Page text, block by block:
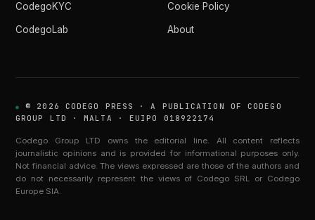
CodegoKYC
CodegoLab
Cookie Policy
About
© 2026 CODEGO PRESS · A PUBLICATION OF CODEGO
GROUP LTD · MALTA · EUIPO 018922174
Codego Group LTD owns the editorial line. All content reflects
journalistic opinions and is provided for informational purposes only.
Not financial advice. The views expressed are those of the authors and
do not necessarily represent the views of Codego SRL or Codego
Europe SIA.